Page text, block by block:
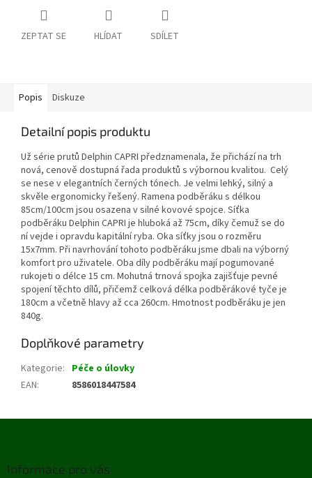
ZEPTAT SE HLÍDAT SDÍLET
Popis Diskuze
Detailní popis produktu
Už série prutů Delphin CAPRI předznamenala, že přichází na trh
nová, cenově dostupná řada produktů s výbornou kvalitou. Celý
se nese v elegantních černých tónech. Je velmi lehký, silný a
skvěle ergonomicky řešený. Ramena podběráku s délkou
85cm/100cm jsou osazena v silné kovové spojce. Síťka
podběráku Delphin CAPRI je hluboká až 75cm, díky čemuž se do
ní vejde i opravdu kapitální ryba. Oka síťky jsou o rozměru
15x7mm. Při navrhování tohoto podběráku jsme dbali na výborný
komfort pro uživatele. Oba díly podběráku mají pogumované
rukojeti o délce 15 cm. Mohutná trnová spojka zajišťuje pevné
spojení těchto dílů, přičemž celková délka podběrákové tyče je
180cm a včetně hlavy až cca 260cm. Hmotnost podběráku je jen
840g.
Doplňkové parametry
Kategorie: Péče o úlovky
EAN: 8586018447584
Informace pro vás